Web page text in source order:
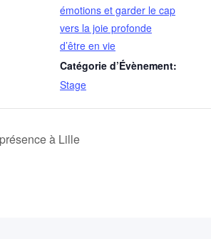
émotions et garder le cap
vers la joie profonde
d’être en vie
Catégorie d’Évènement:
Stage
à Lille